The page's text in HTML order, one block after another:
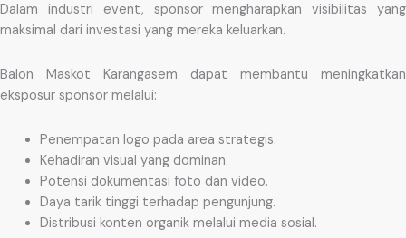
Dalam industri event, sponsor mengharapkan visibilitas yang
maksimal dari investasi yang mereka keluarkan.
Balon Maskot Karangasem dapat membantu meningkatkan
eksposur sponsor melalui:
Penempatan logo pada area strategis.
Kehadiran visual yang dominan.
Potensi dokumentasi foto dan video.
Daya tarik tinggi terhadap pengunjung.
Distribusi konten organik melalui media sosial.